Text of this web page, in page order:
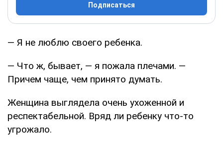
Подписаться
— Я не люблю своего ребенка.
— Что ж, бывает, — я пожала плечами. —
Причем чаще, чем принято думать.
Женщина выглядела очень ухоженной и
респектабельной. Вряд ли ребенку что-то
угрожало.